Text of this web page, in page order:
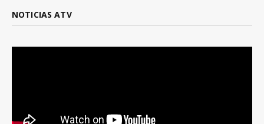
NOTICIAS ATV